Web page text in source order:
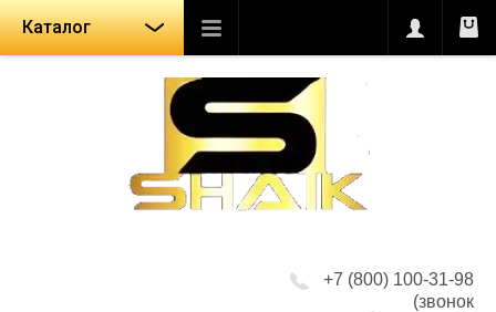
Каталог
+7 (800) 100-31-98
(звонок